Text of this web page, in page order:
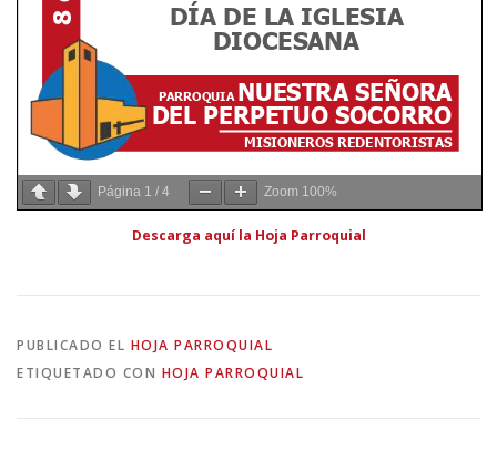
Página 1 / 4 Zoom 100%
Descarga aquí la Hoja Parroquial
PUBLICADO EL HOJA PARROQUIAL
ETIQUETADO CON HOJA PARROQUIAL